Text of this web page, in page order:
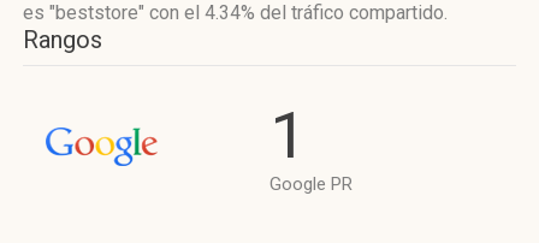
es "beststore" con el 4.34% del tráfico compartido.
Rangos
1
Google PR